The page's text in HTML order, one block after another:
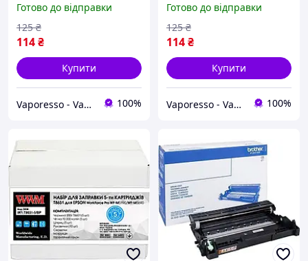
ORIGINAL
Готово до відправки
114₴
125 ₴
Купити
Vaporesso - Vape Store 100%
ORIGINAL
Готово до відправки
114₴
125 ₴
Купити
Vaporesso - Vape Store 100%